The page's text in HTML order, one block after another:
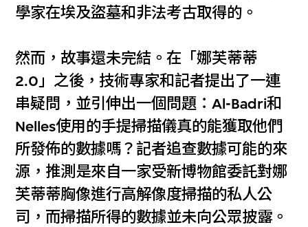
學家在埃及盜墓和非法考古取得的。
然而，故事還未完結。在「娜芙蒂蒂
2.0」之後，技術專家和記者提出了一連
串疑問，並引伸出一個問題：Al-Badri和
Nelles使用的手提掃描儀真的能獲取他們
所發佈的數據嗎？記者追查數據可能的來
源，推測是來自一家受新博物館委託對娜
芙蒂蒂胸像進行高解像度掃描的私人公
司，而掃描所得的數據並未向公眾披露。